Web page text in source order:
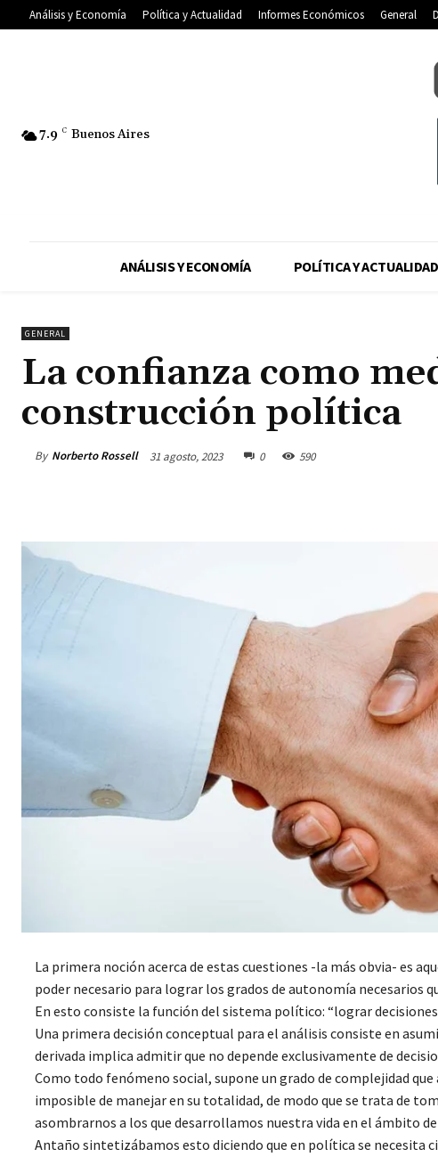
Análisis y Economía Política y Actualidad Informes Económicos General
7.9 C Buenos Aires
ANÁLISIS Y ECONOMÍA POLÍTICA Y ACTUALIDAD
GENERAL
La confianza como
construcción política
By Norberto Rossell 31 agosto, 2023 0 590
La primera noción acerca de estas cuestiones -la más obvia- es
poder necesario para lograr los grados de autonomía
En esto consiste la función del sistema político: “lograr
Una primera decisión conceptual para el análisis consiste en
derivada implica admitir que no depende exclusivamente de
Como todo fenómeno social, supone un grado de complejidad
imposible de manejar en su totalidad, de modo que se trata de
asombrarnos a los que desarrollamos nuestra vida en el ámbito
Antaño sintetizábamos esto diciendo que en política se necesita